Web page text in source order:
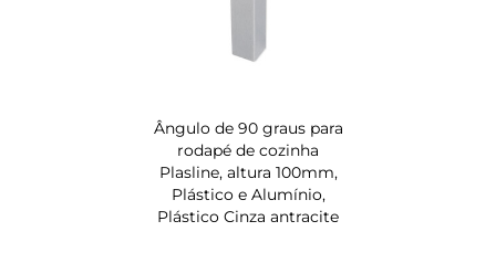
Ângulo de 90 graus para
rodapé de cozinha
Plasline, altura 100mm,
Plástico e Alumínio,
Plástico Cinza antracite